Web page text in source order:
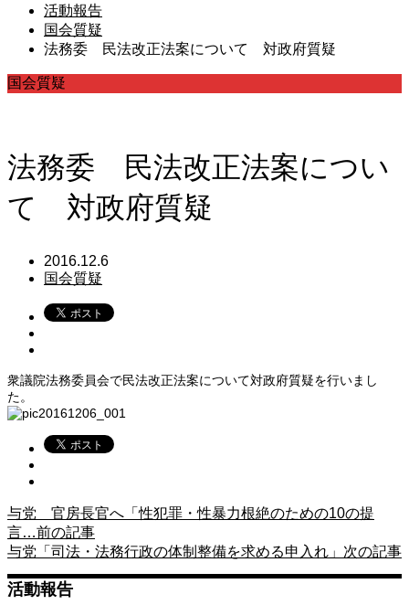
活動報告
国会質疑
法務委 民法改正法案について 対政府質疑
国会質疑
法務委 民法改正法案につい
て 対政府質疑
2016.12.6
国会質疑
衆議院法務委員会で民法改正法案について対政府質疑を行いまし
た。
与党 官房長官へ「性犯罪・性暴力根絶のための10の提
言…前の記事
与党「司法・法務行政の体制整備を求める申入れ」 次の記事
活動報告